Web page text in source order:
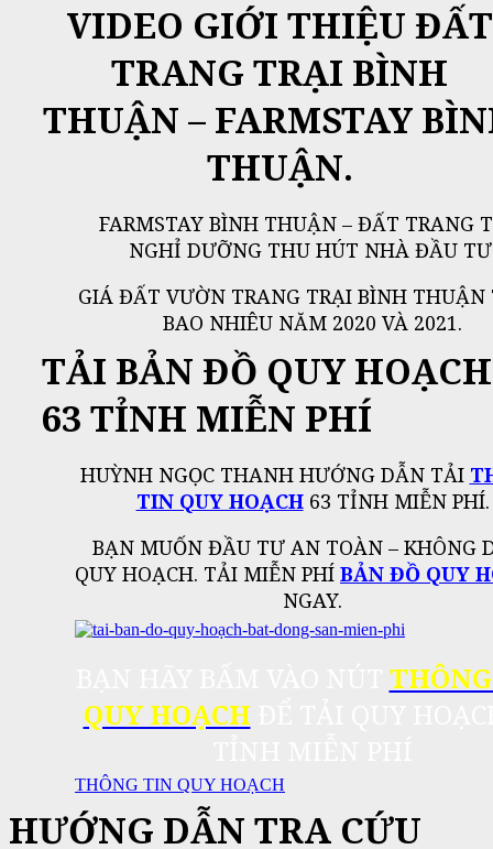
VIDEO GIỚI THIỆU ĐẤT
TRANG TRẠI BÌNH
THUẬN – FARMSTAY
THUẬN.
FARMSTAY BÌNH THUẬN – ĐẤT TRANG
NGHỈ DƯỠNG THU HÚT NHÀ ĐẦU
GIÁ ĐẤT VƯỜN TRANG TRẠI BÌNH THUẬN
BAO NHIÊU NĂM 2020 VÀ 2021.
TẢI BẢN ĐỒ QUY HOẠCH
63 TỈNH MIỄN PHÍ
HUỲNH NGỌC THANH HƯỚNG DẪN TẢI
TIN QUY HOẠCH63 TỈNH MIỄN PHÍ.
BẠN MUỐN ĐẦU TƯ AN TOÀN – KHÔNG
QUY HOẠCH. TẢI MIỄN PHÍ BẢN ĐỒ QUY
NGAY.
QUY HOẠCH
THÔNG TIN QUY HOẠCH
HƯỚNG DẪN TRA CỨU